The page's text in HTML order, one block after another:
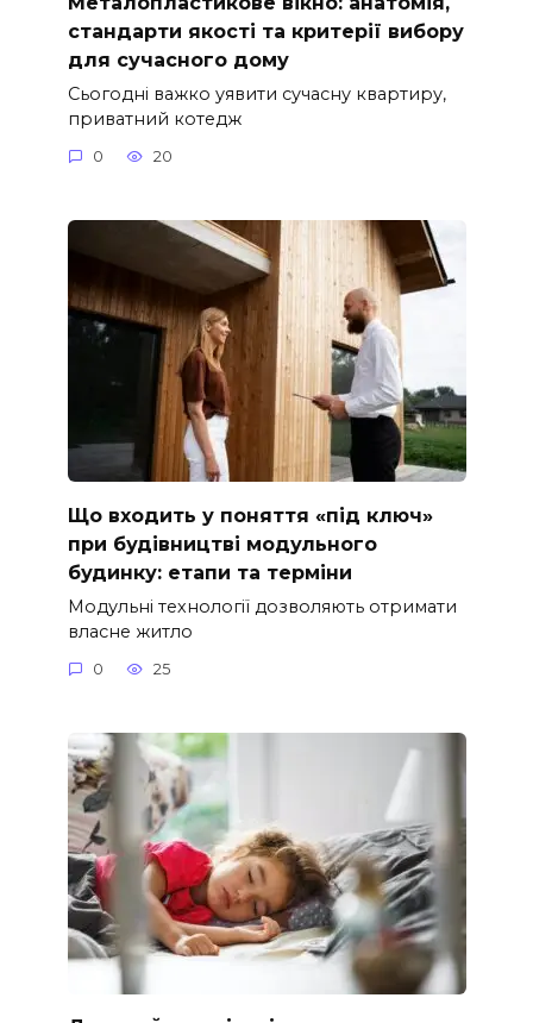
стандарти якості та критерії вибору
для сучасного дому
Сьогодні важко уявити сучасну квартиру,
приватний котедж
0 20
Що входить у поняття «під ключ»
при будівництві модульного
будинку: етапи та терміни
Модульні технології дозволяють отримати
власне житло
0 25